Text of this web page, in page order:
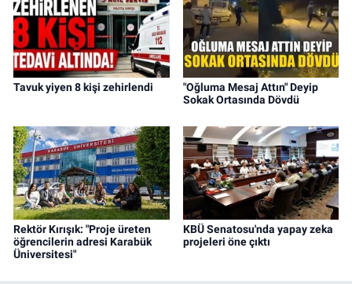
Tavuk yiyen 8 kişi zehirlendi
"Oğluma Mesaj Attın" Deyip
Sokak Ortasında Dövdü
Rektör Kırışık: "Proje üreten
öğrencilerin adresi Karabük
Üniversitesi"
KBÜ Senatosu'nda yapay zeka
projeleri öne çıktı